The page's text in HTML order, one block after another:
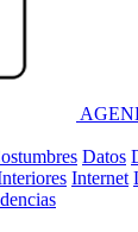
Datos
Internet